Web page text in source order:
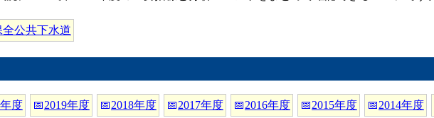
公共下水道
度 📅2019年度 📅2018年度 📅2017年度 📅2016年度 📅2015年度 📅2014年度